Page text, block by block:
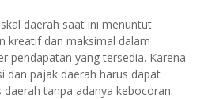
daerah saat ini menuntut
kreatif dan maksimal dalam
pendapatan yang tersedia. Karena
dan pajak daerah harus dapat
tanpa adanya kebocoran.